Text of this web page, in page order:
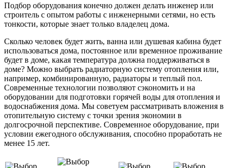
Подбор оборудования конечно должен делать инженер или
строитель с опытом работы с инженерными сетями, но есть
тонкости, которые знает только владелец дома.
Сколько человек будет жить, ванна или душевая кабина будет
использоваться дома, постоянное или временное проживание
будет в доме, какая температура должна поддерживаться в
доме? Можно выбрать радиаторную систему отопления или,
например, комбинированную, радиаторы и теплый пол.
Современные технологии позволяют сэкономить и на
оборудовании для подготовки горячей воды для отопления и
водоснабжения дома. Мы советуем рассматривать вложения в
отопительную систему с точки зрения экономии в
долгосрочной перспективе. Современное оборудование, при
условии ежегодного обслуживания, способно проработать не
менее 15 лет.